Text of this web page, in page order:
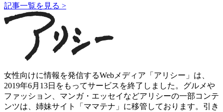
記事一覧を見る >
女性向けに情報を発信するWebメディア「アリシー」は、
2019年6月13日をもってサービスを終了しました。グルメや
ファッション、マンガ・エッセイなどアリシーの一部コンテ
ンツは、姉妹サイト「ママテナ」に移管しております。引き